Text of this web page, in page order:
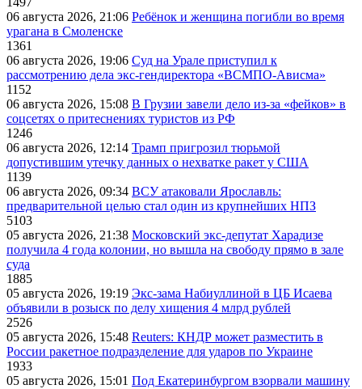
06 августа 2026, 21:06 Ребёнок и женщина погибли во время
урагана в Смоленске
1361
06 августа 2026, 19:06 Суд на Урале приступил к
рассмотрению дела экс-гендиректора «ВСМПО-Ависма»
1152
06 августа 2026, 15:08 В Грузии завели дело из-за «фейков» в
соцсетях о притеснениях туристов из РФ
1246
06 августа 2026, 12:14 Трамп пригрозил тюрьмой
допустившим утечку данных о нехватке ракет у США
1139
06 августа 2026, 09:34 ВСУ атаковали Ярославль:
предварительной целью стал один из крупнейших НПЗ
5103
05 августа 2026, 21:38 Московский экс-депутат Харадизе
получила 4 года колонии, но вышла на свободу прямо в зале
суда
1885
05 августа 2026, 19:19 Экс-зама Набиуллиной в ЦБ Исаева
объявили в розыск по делу хищения 4 млрд рублей
2526
05 августа 2026, 15:48 Reuters: КНДР может разместить в
России ракетное подразделение для ударов по Украине
1933
05 августа 2026, 15:01 Под Екатеринбургом взорвали машину